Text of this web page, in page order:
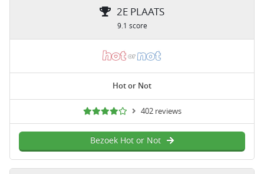
2E PLAATS
9.1 score
Hot or Not
402 reviews
Bezoek Hot or Not